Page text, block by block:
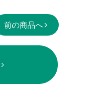
前の商品へ